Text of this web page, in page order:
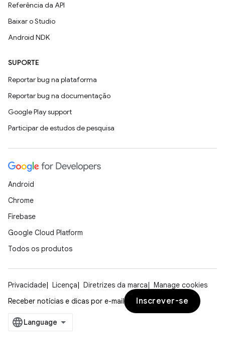
Referência da API
Baixar o Studio
Android NDK
SUPORTE
Reportar bug na plataforma
Reportar bug na documentação
Google Play support
Participar de estudos de pesquisa
Android
Chrome
Firebase
Google Cloud Platform
Todos os produtos
Privacidade Licença Diretrizes da marca
Manage cookies
Receber notícias e dicas por e-mail
Inscrever-se